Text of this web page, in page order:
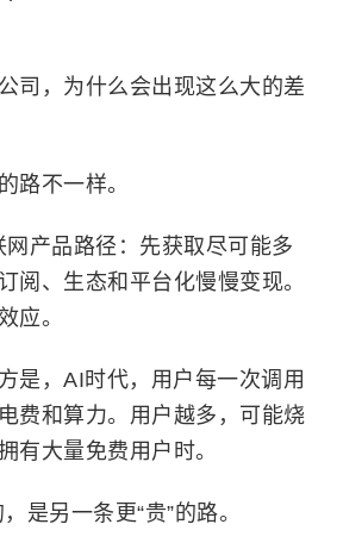
司，为什么会出现这么大的差
路不一样。
产品路径：先获取尽可能多
阅、生态和平台化慢慢变现。
应。
是，AI时代，用户每一次调用
费和算力。用户越多，可能烧
有大量免费用户时。
是另一条更“贵”的路。